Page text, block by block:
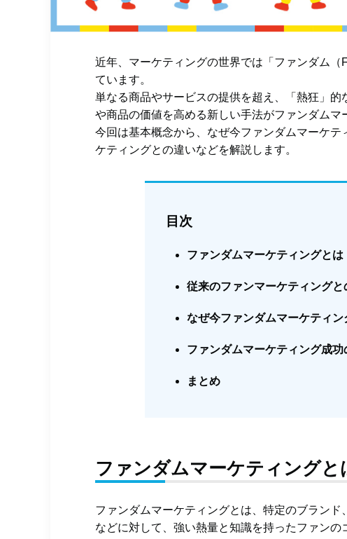
近年、マーケティングの世界では「ファンダム
ています。
単なる商品やサービスの提供を超え、「熱狂」
や商品の価値を高める新しい手法がファンダムマ
今回は基本概念から、なぜ今ファンダムマーケ
ケティングとの違いなどを解説します。
目次
ファンダムマーケティングとは
従来のファンマーケティングと
なぜ今ファンダムマーケティ
ファンダムマーケティング成功
まとめ
ファンダムマーケティングと
ファンダムマーケティングとは、特定のブラン
などに対して、強い熱量と知識を持ったファン